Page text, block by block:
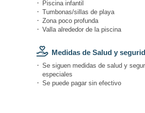
Piscina infantil
Tumbonas/sillas de playa
Zona poco profunda
Valla alrededor de la piscina
Medidas de Salud y
Se siguen medidas de salud y
especiales
Se puede pagar sin efectivo